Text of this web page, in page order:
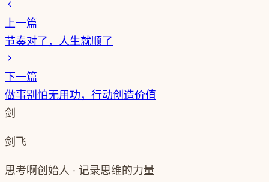
上一篇
节奏对了，人生就顺了
下一篇
做事别怕无用功，行动创造价值
剑
剑飞
思考啊创始人 · 记录思维的力量